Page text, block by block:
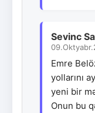
Sevinc
Emre
yollarını
yeni bir
Onun bu